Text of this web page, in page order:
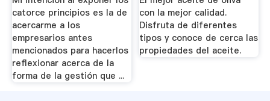
catorce principios es la de
acercarme a los
empresarios antes
mencionados para hacerlos
reflexionar acerca de la
forma de la gestión que ...
con la mejor calidad.
Disfruta de diferentes
tipos y conoce de cerca las
propiedades del aceite.